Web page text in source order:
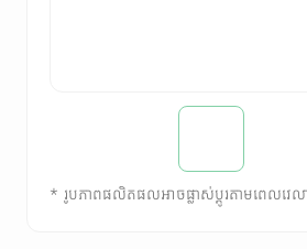
* រូបភាពផលិតផលអាចផ្លាស់ប្តូរតាមពេលវេល